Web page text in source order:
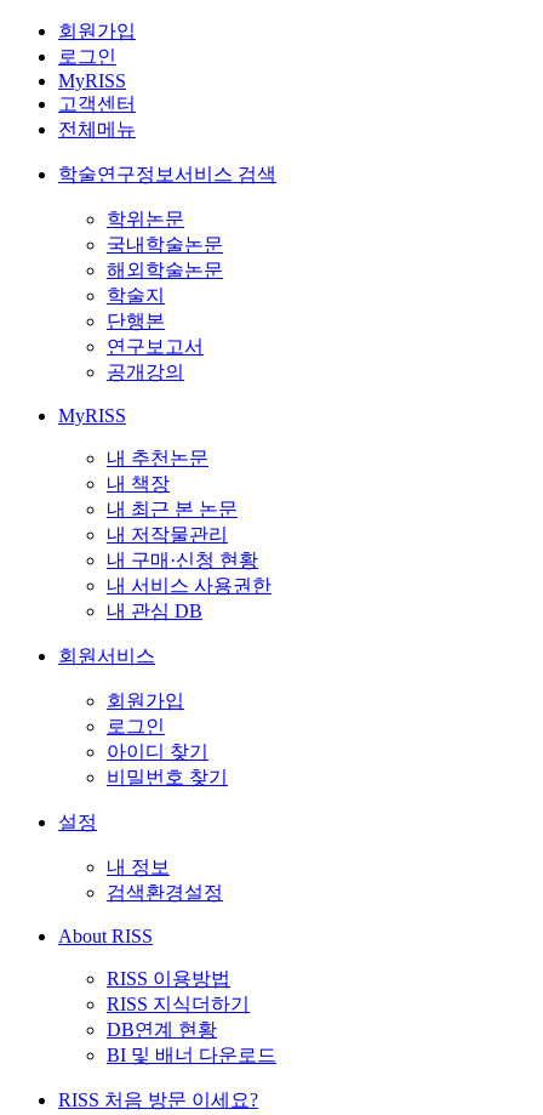
회원가입
로그인
MyRISS
고객센터
전체메뉴
학술연구정보서비스 검색
학위논문
국내학술논문
해외학술논문
학술지
단행본
연구보고서
공개강의
MyRISS
내 추천논문
내 책장
내 최근 본 논문
내 저작물관리
내 구매·신청 현황
내 서비스 사용권한
내 관심 DB
회원서비스
회원가입
로그인
아이디 찾기
비밀번호 찾기
설정
내 정보
검색환경설정
About RISS
RISS 이용방법
RISS 지식더하기
DB연계 현황
BI 및 배너 다운로드
RISS 처음 방문 이세요?